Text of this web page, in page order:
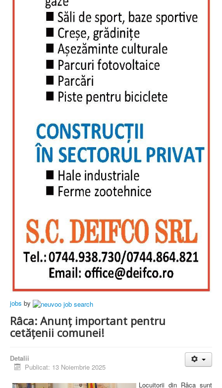
jobs by
Râca: Anunț important pentru
cetățenii comunei!
Detalii
Publicat: 13 Noiembrie 2025
Locuitorii din Râca sunt